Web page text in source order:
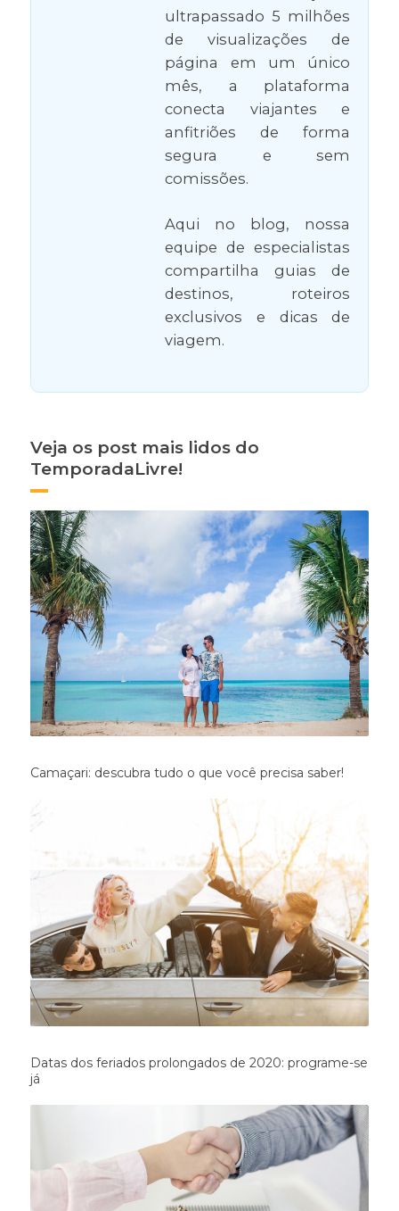
ultrapassado 5 milhões
de visualizações de
página em um único
mês, a plataforma
conecta viajantes e
anfitriões de forma
segura e sem
comissões.
Aqui no blog, nossa
equipe de especialistas
compartilha guias de
destinos, roteiros
exclusivos e dicas de
viagem.
Veja os post mais lidos do
TemporadaLivre!
Camaçari: descubra tudo o que você precisa saber!
Datas dos feriados prolongados de 2020: programe-se
já